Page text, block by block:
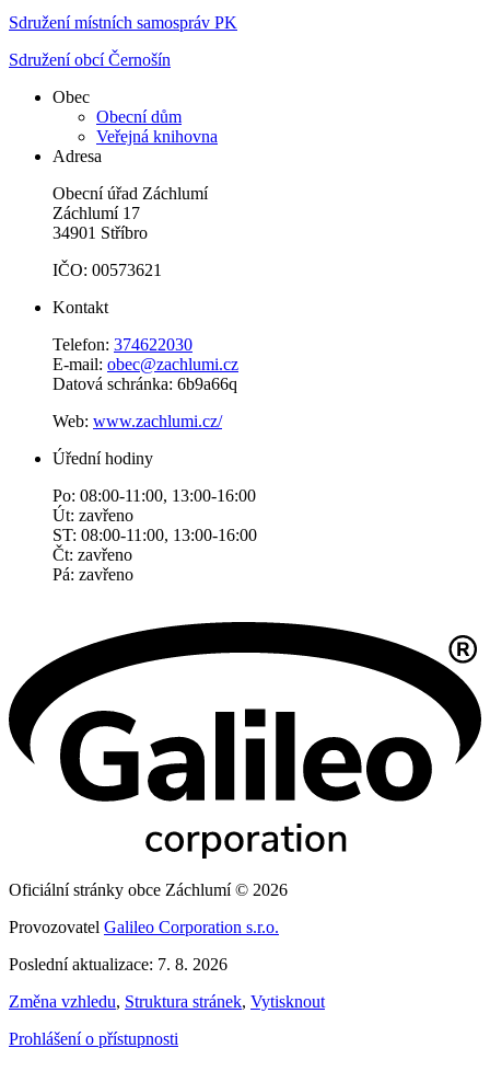
Sdružení místních samospráv PK
Sdružení obcí Černošín
Obec
Obecní dům
Veřejná knihovna
Adresa
Obecní úřad Záchlumí
Záchlumí 17
34901 Stříbro
IČO: 00573621
Kontakt
Telefon: 374622030
E-mail: obec@zachlumi.cz
Datová schránka: 6b9a66q
Web: www.zachlumi.cz/
Úřední hodiny
Po: 08:00-11:00, 13:00-16:00
Út: zavřeno
ST: 08:00-11:00, 13:00-16:00
Čt: zavřeno
Pá: zavřeno
Oficiální stránky obce Záchlumí © 2026
Provozovatel Galileo Corporation s.r.o.
Poslední aktualizace: 7. 8. 2026
Změna vzhledu, Struktura stránek, Vytisknout
Prohlášení o přístupnosti